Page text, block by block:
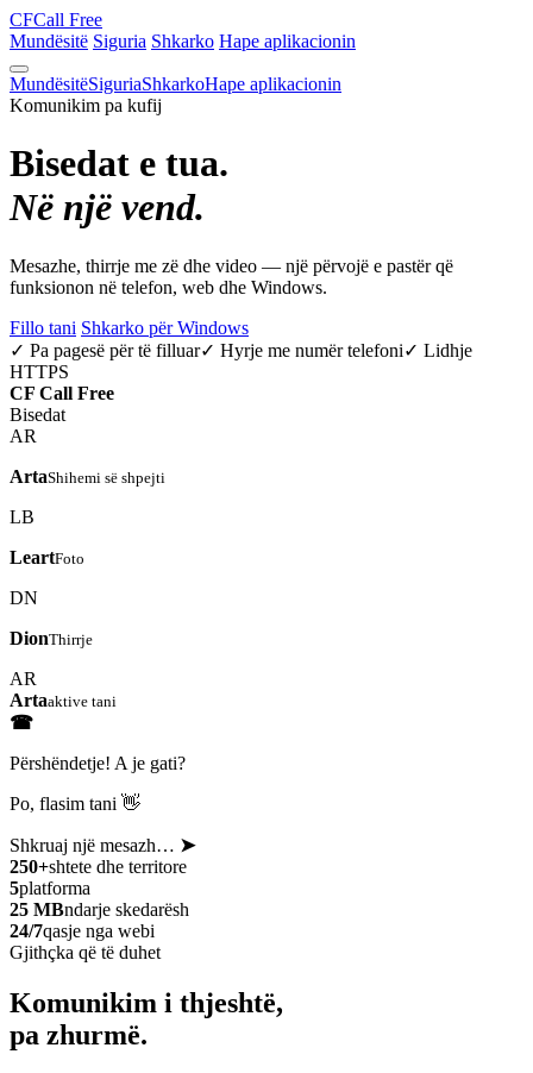
CFCall Free
Mundësitë Siguria Shkarko Hape aplikacionin
MundësitëSiguriaShkarkoHape aplikacionin
Komunikim pa kufij
Bisedat e tua.
Në një vend.
Mesazhe, thirrje me zë dhe video — një përvojë e pastër që
funksionon në telefon, web dhe Windows.
Fillo tani Shkarko për Windows
✓ Pa pagesë për të filluar✓ Hyrje me numër telefoni✓ Lidhje
HTTPS
CF Call Free
Bisedat
AR
ArtaShihemi së shpejti
LB
LeartFoto
DN
DionThirrje
AR
Artaaktive tani
☎
Përshëndetje! A je gati?
Po, flasim tani 👋
Shkruaj një mesazh… ➤
250+shtete dhe territore
5platforma
25 MBndarje skedarësh
24/7qasje nga webi
Gjithçka që të duhet
Komunikim i thjeshtë,
pa zhurmë.